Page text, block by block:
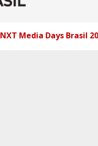
NXT Media Days Brasil